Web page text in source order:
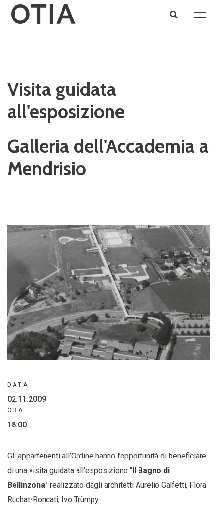
Visita guidata
all'esposizione
Galleria dell'Accademia a
Mendrisio
DATA:
02.11.2009
ORA:
18:00
Gli appartenenti all’Ordine hanno l’opportunità di beneficiare
di una visita guidata all’esposizione “ Il Bagno di
Bellinzona” realizzato dagli architetti Aurelio Galfetti, Flora
Ruchat-Roncati, Ivo Trümpy.